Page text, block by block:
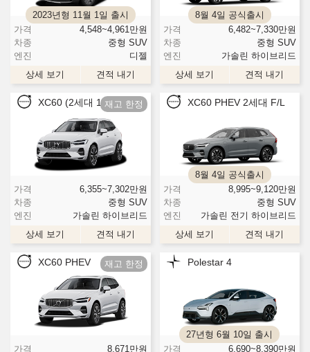
2023년형 11월 1일 출시
가격
4,548~4,961만원
차종
중형 SUV
엔진
디젤
상세 보기
견적 내기
8월 4일 공식출시
가격
6,482~7,330만원
차종
중형 SUV
엔진
가솔린 하이브리드
상세 보기
견적 내기
XC60 (2세대 1st F/L)
가격 6,355~7,302만원
차종
중형 SUV
엔진
가솔린 하이브리드
상세 보기
견적 내기
XC60 PHEV 2세대 F/L
8월 4일 공식출시
가격
8,995~9,120만원
차종
중형 SUV
엔진
가솔린 전기 하이브리드
상세 보기
견적 내기
XC60 PHEV
가격 8,671 만원
Polestar 4
27년형 6월 10일 출시
가격
6,690~8,390만원